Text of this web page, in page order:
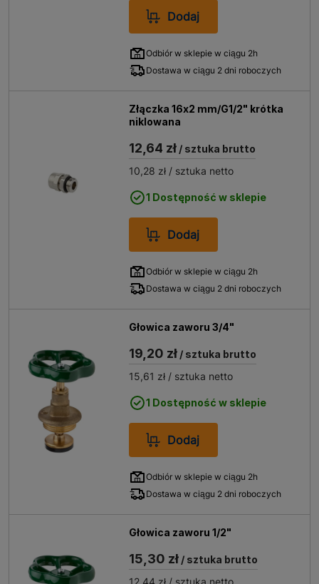
Dodaj
Odbiór w sklepie w ciągu 2h
Dostawa w ciągu 2 dni roboczych
Złączka 16x2 mm/G1/2" krótka
niklowana
12,64 zł / sztuka brutto
10,28 zł / sztuka netto
1 Dostępność w sklepie
Dodaj
Odbiór w sklepie w ciągu 2h
Dostawa w ciągu 2 dni roboczych
Głowica zaworu 3/4"
19,20 zł / sztuka brutto
15,61 zł / sztuka netto
1 Dostępność w sklepie
Dodaj
Odbiór w sklepie w ciągu 2h
Dostawa w ciągu 2 dni roboczych
Głowica zaworu 1/2"
15,30 zł / sztuka brutto
12,44 zł / sztuka netto